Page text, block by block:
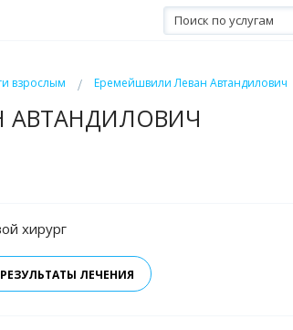
взрослым Еремейшвили Леван Автандилович
АВТАНДИЛОВИЧ
хирург
РЕЗУЛЬТАТЫ ЛЕЧЕНИЯ